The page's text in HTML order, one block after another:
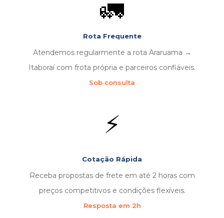
🚛
Rota Frequente
Atendemos regularmente a rota Araruama →
Itaboraí com frota própria e parceiros confiáveis.
Sob consulta
⚡
Cotação Rápida
Receba propostas de frete em até 2 horas com
preços competitivos e condições flexíveis.
Resposta em 2h